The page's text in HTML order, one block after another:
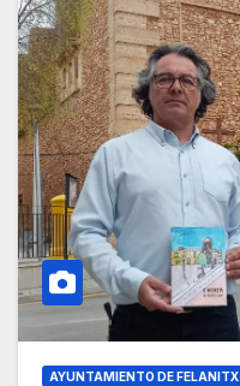
AYUNTAMIENTO DE FELANITX